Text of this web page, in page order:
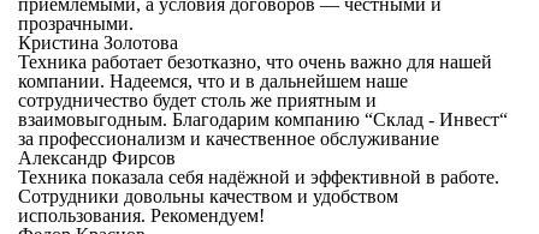
приемлемыми, а условия договоров — честными и
прозрачными.
Кристина Золотова
Техника работает безотказно, что очень важно для нашей
компании. Надеемся, что и в дальнейшем наше
сотрудничество будет столь же приятным и
взаимовыгодным. Благодарим компанию “Склад - Инвест“
за профессионализм и качественное обслуживание
Александр Фирсов
Техника показала себя надёжной и эффективной в работе.
Сотрудники довольны качеством и удобством
использования. Рекомендуем!